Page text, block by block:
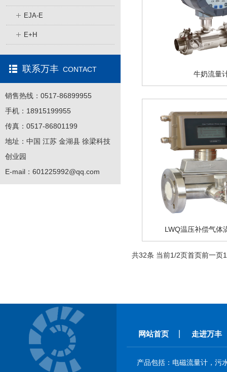
EJA-E
E+H
联系万丰 CONTACT
销售热线：0517-86899955
手机：18915199955
传真：0517-86801199
地址：中国 江苏 金湖县 徐梁科技
创业园
E-mail： 601225992@qq.com
牛奶流量
LWQ温压补偿气体
共32条 当前1/2页首页前一页1
网站首页 走进万丰
产品包括：电磁流量计，污